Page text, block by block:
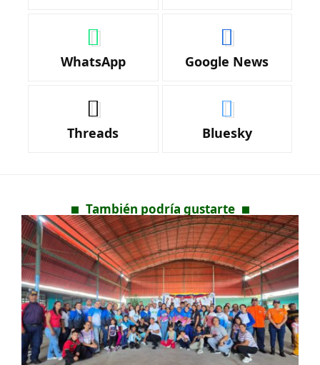
WhatsApp Google News
Threads Bluesky
También podría gustarte